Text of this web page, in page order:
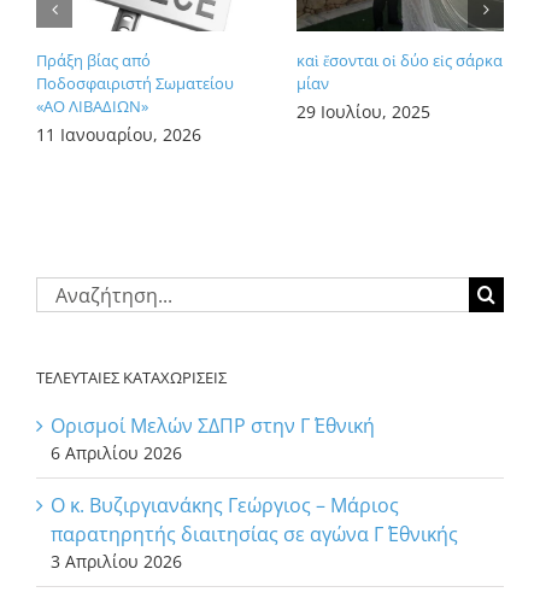
Πράξη βίας από
Ποδοσφαιριστή Σωματείου
«ΑΟ ΛΙΒΑΔΙΩΝ»
11 Ιανουαρίου, 2026
καὶ ἔσονται οἱ δύο εἰς σάρκα
μίαν
29 Ιουλίου, 2025
Αναζήτηση
για:
ΤΕΛΕΥΤΑΙΕΣ ΚΑΤΑΧΩΡΙΣΕΙΣ
Ορισμοί Μελών ΣΔΠΡ στην Γ΄ Εθνική
6 Απριλίου 2026
Ο κ. Βυζιργιανάκης Γεώργιος – Μάριος
παρατηρητής διαιτησίας σε αγώνα Γ΄ Εθνικής
3 Απριλίου 2026